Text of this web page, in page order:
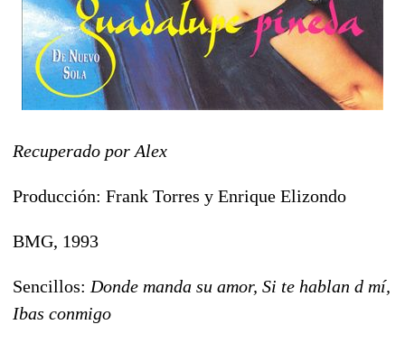
Recuperado por Alex
Producción: Frank Torres y Enrique Elizondo
BMG, 1993
Sencillos: Donde manda su amor, Si te hablan d mí,
Ibas conmigo